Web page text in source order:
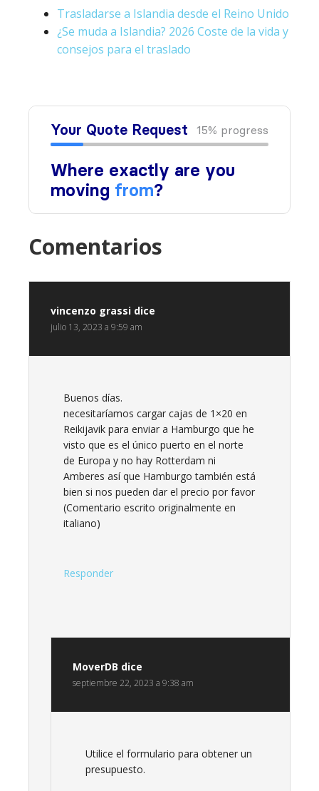
Trasladarse a Islandia desde el Reino Unido
¿Se muda a Islandia? 2026 Coste de la vida y
consejos para el traslado
Comentarios
vincenzo grassi dice
julio 13, 2023 a 9:59 am
Buenos días.
necesitaríamos cargar cajas de 1×20 en
Reikijavik para enviar a Hamburgo que he
visto que es el único puerto en el norte
de Europa y no hay Rotterdam ni
Amberes así que Hamburgo también está
bien si nos pueden dar el precio por favor
(Comentario escrito originalmente en
italiano)
Responder
MoverDB dice
septiembre 22, 2023 a 9:38 am
Utilice el formulario para obtener un
presupuesto.